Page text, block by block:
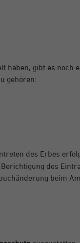
haben, gibt es noch
gehören:
des Erbes
des
beim